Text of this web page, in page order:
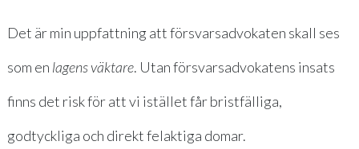
Det är min uppfattning att försvarsadvokaten skall ses
som en lagens väktare. Utan försvarsadvokatens insats
finns det risk för att vi istället får bristfälliga,
godtyckliga och direkt felaktiga domar.